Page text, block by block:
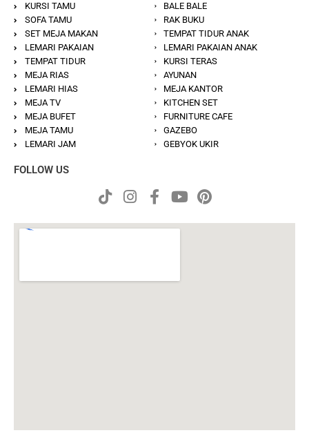
KURSI TAMU
SOFA TAMU
SET MEJA MAKAN
LEMARI PAKAIAN
TEMPAT TIDUR
MEJA RIAS
LEMARI HIAS
MEJA TV
MEJA BUFET
MEJA TAMU
LEMARI JAM
BALE BALE
RAK BUKU
TEMPAT TIDUR ANAK
LEMARI PAKAIAN ANAK
KURSI TERAS
AYUNAN
MEJA KANTOR
KITCHEN SET
FURNITURE CAFE
GAZEBO
GEBYOK UKIR
FOLLOW US